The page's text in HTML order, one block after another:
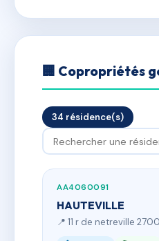
🏢 Copropriétés
34 résidence(s)
AA4060091
HAUTEVILLE
📍 11 r de netreville